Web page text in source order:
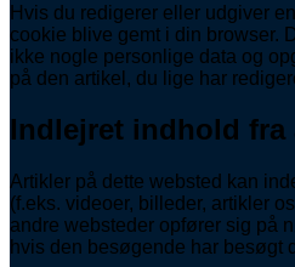
Hvis du redigerer eller udgiver
cookie blive gemt i din browser.
ikke nogle personlige data og
på den artikel, du lige har
Indlejret indhold fra
Artikler på dette websted kan
(f.eks. videoer, billeder, artikler
andre websteder opfører sig på
hvis den besøgende har besøgt